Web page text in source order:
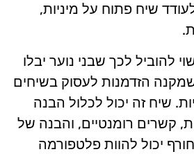
שיח פתוח על מיניות,
להוביל לכך שבני נוער יבלו
הזדמנות לעסוק בשיחים
שיח זה יכול לכלול הבנה
קשרים רומנטיים, והבנה של
יכול להוות פלטפורמה